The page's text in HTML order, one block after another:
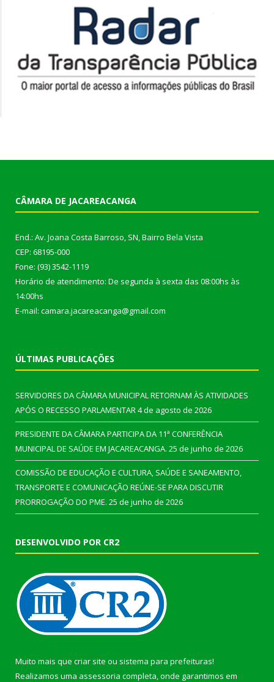
CÂMARA DE JACAREACANGA
End.: Av. Joana Costa Barroso, SN, Bairro Bela Vista
CEP: 68195-000
Fone: (93) 3542-1119
Horário de atendimento: De segunda à sexta das 08:00hs às
14:00hs
E-mail: camara.jacareacanga@gmail.com
ÚLTIMAS PUBLICAÇÕES
SERVIDORES DA CÂMARA MUNICIPAL RETORNAM ÀS ATIVIDADES
APÓS O RECESSO PARLAMENTAR4 de agosto de 2026
PRESIDENTE DA CÂMARA PARTICIPA DA 11ª CONFERÊNCIA
MUNICIPAL DE SAÚDE EM JACAREACANGA. 25 de junho de 2026
COMISSÃO DE EDUCAÇÃO E CULTURA, SAÚDE E SANEAMENTO,
TRANSPORTE E COMUNICAÇÃO REÚNE-SE PARA DISCUTIR
PRORROGAÇÃO DO PME. 25 de junho de 2026
DESENVOLVIDO POR CR2
Muito mais que criar site ou sistema para prefeituras!
Realizamos uma assessoria completa, onde garantimos em